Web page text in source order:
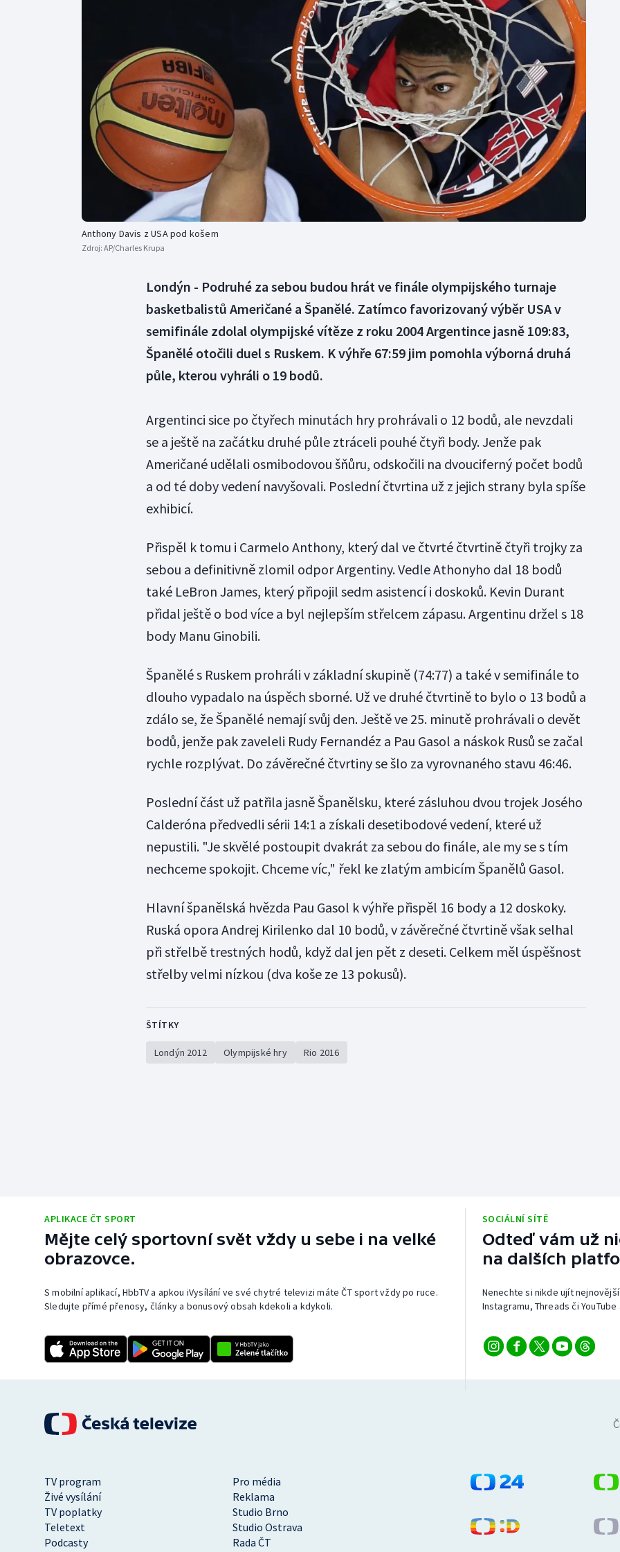
Futsal
Golf
Gymnastika
Moderní pětiboj
Motorsport
Olympijské hry
Parasport
Plavání
Plážový volejbal
Triatlon
Veslování
Vodní slalom
Volejbal
Ostatní
Anthony Davis z USA pod košem
Zdroj: AP/Charles Krupa
Londýn - Podruhé za sebou budou hrát ve finále olympijského turnaje
basketbalistů Američané a Španělé. Zatímco favorizovaný výběr USA v
semifinále zdolal olympijské vítěze z roku 2004 Argentince jasně 109:83,
Španělé otočili duel s Ruskem. K výhře 67:59 jim pomohla výborná druhá
půle, kterou vyhráli o 19 bodů.
Argentinci sice po čtyřech minutách hry prohrávali o 12 bodů, ale nevzdali
se a ještě na začátku druhé půle ztráceli pouhé čtyři body. Jenže pak
Američané udělali osmibodovou šňůru, odskočili na dvouciferný počet bodů
a od té doby vedení navyšovali. Poslední čtvrtina už z jejich strany byla spíše
exhibicí.
Přispěl k tomu i Carmelo Anthony, který dal ve čtvrté čtvrtině čtyři trojky za
sebou a definitivně zlomil odpor Argentiny. Vedle Athonyho dal 18 bodů
také LeBron James, který připojil sedm asistencí i doskoků. Kevin Durant
přidal ještě o bod více a byl nejlepším střelcem zápasu. Argentinu držel s 18
body Manu Ginobili.
Španělé s Ruskem prohráli v základní skupině (74:77) a také v semifinále to
dlouho vypadalo na úspěch sborné. Už ve druhé čtvrtině to bylo o 13 bodů a
zdálo se, že Španělé nemají svůj den. Ještě ve 25. minutě prohrávali o devět
bodů, jenže pak zaveleli Rudy Fernandéz a Pau Gasol a náskok Rusů se začal
rychle rozplývat. Do závěrečné čtvrtiny se šlo za vyrovnaného stavu 46:46.
Poslední část už patřila jasně Španělsku, které zásluhou dvou trojek Josého
Calderóna předvedli sérii 14:1 a získali desetibodové vedení, které už
nepustili. "Je skvělé postoupit dvakrát za sebou do finále, ale my se s tím
nechceme spokojit. Chceme víc," řekl ke zlatým ambicím Španělů Gasol.
Hlavní španělská hvězda Pau Gasol k výhře přispěl 16 body a 12 doskoky.
Ruská opora Andrej Kirilenko dal 10 bodů, v závěrečné čtvrtině však selhal
při střelbě trestných hodů, když dal jen pět z deseti. Celkem měl úspěšnost
střelby velmi nízkou (dva koše ze 13 pokusů).
ŠTÍTKY
Londýn 2012 Olympijské hry Rio 2016
APLIKACE ČT SPORT
Mějte celý sportovní svět vždy u sebe i na velké
obrazovce.
S mobilní aplikací, HbbTV a apkou iVysílání ve své chytré televizi máte ČT sport vždy po ruce.
Sledujte přímé přenosy, články a bonusový obsah kdekoli a kdykoli.
SOCIÁLNÍ SÍTĚ
Odteď vám už
na dalších
Nenechte si nikde ujít
Instagramu, Threads či
TV program
Pro média
Živé vysílání
Reklama
TV poplatky
Studio Brno
Teletext
Studio Ostrava
Podcasty
Rada ČT